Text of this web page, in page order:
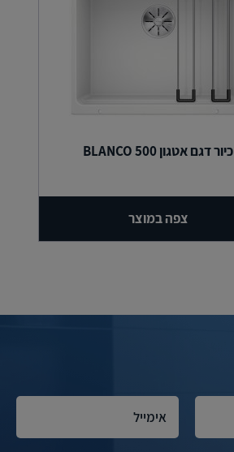
כיור דגם אטגון BLANCO 500
צפה במוצר